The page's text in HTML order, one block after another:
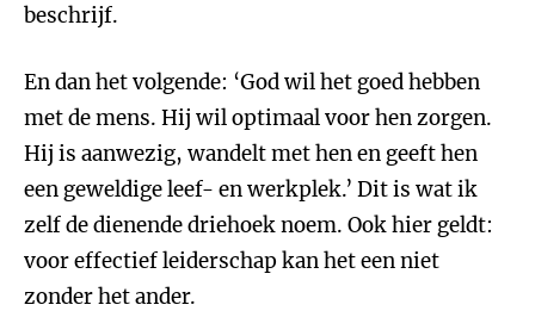
beschrijf.
En dan het volgende: ‘God wil het goed hebben
met de mens. Hij wil optimaal voor hen zorgen.
Hij is aanwezig, wandelt met hen en geeft hen
een geweldige leef- en werkplek.’ Dit is wat ik
zelf de dienende driehoek noem. Ook hier geldt:
voor effectief leiderschap kan het een niet
zonder het ander.